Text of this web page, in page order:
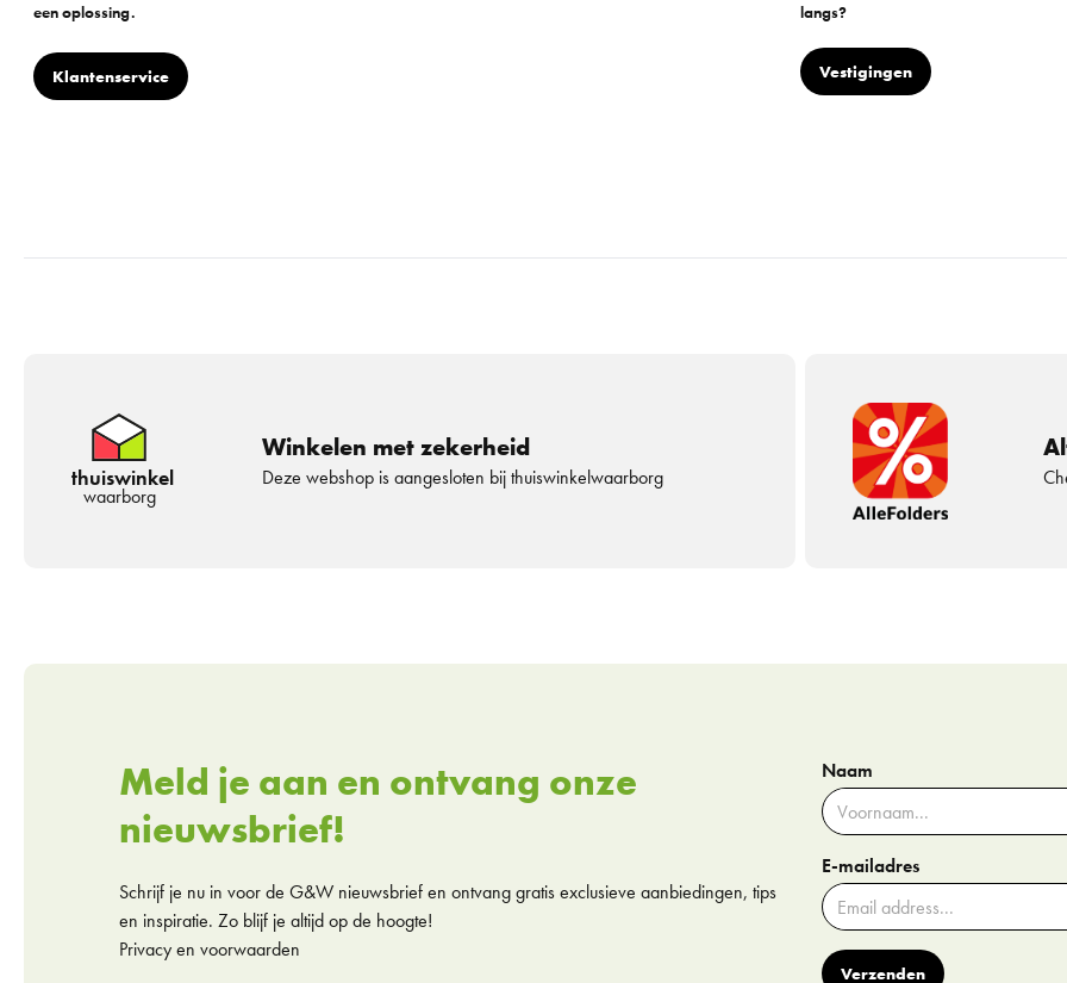
een oplossing.
Klantenservice
langs?
Vestigingen
thuiswinkel
waarborg
Winkelen met zekerheid
Deze webshop is aangesloten bij thuiswinkelwaarborg
Meld je aan en ontvang onze
nieuwsbrief!
Schrijf je nu in voor de G&W nieuwsbrief en ontvang gratis exclusieve aanbiedingen, tips
en inspiratie. Zo blijf je altijd op de hoogte!
Privacy en voorwaarden
Naam
E-mailadres
Verzenden